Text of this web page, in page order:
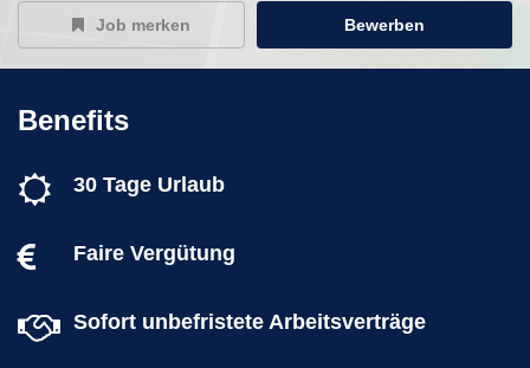
Job merken Bewerben
Benefits
30 Tage Urlaub
Faire Vergütung
Sofort unbefristete Arbeitsverträge